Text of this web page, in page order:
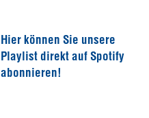
Hier können Sie unsere
Playlist direkt auf Spotify
abonnieren!